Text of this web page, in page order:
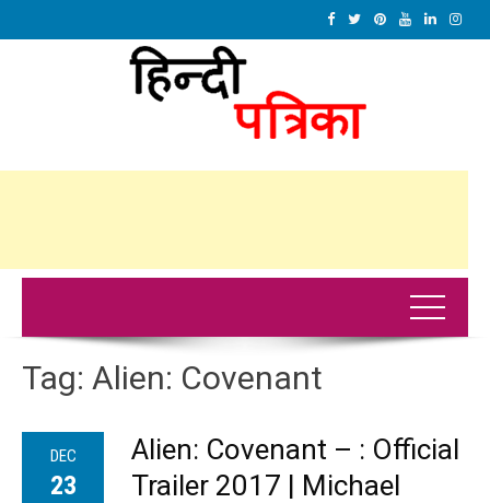
Tag: Alien: Covenant
DEC
23
Alien: Covenant – : Official
Trailer 2017 | Michael